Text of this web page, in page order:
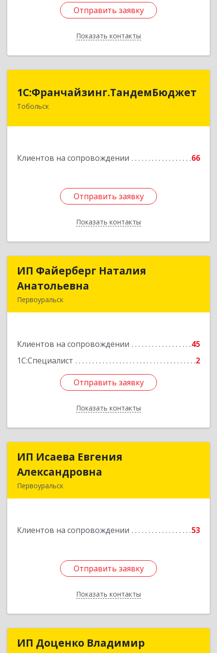
Отправить заявку
Показать контакты
Отправить заявку
Назад
1С:Франчайзинг.ТандемБюджет
Тобольск
Клиентов на сопровождении 66
Отправить заявку
Показать контакты
1С:Франчайзинг.ТандемБюджет
Отправить заявку
Назад
ИП Файерберг Наталия
Анатольевна
Первоуральск
Клиентов на сопровождении
45
1С:Специалист
2
Отправить заявку
Показать контакты
ИП Файерберг Наталия
Подробнее
Отправить заявку
Назад
ИП Исаева Евгения
Александровна
Первоуральск
Клиентов на сопровождении 53
Отправить заявку
Показать контакты
ИП Исаева Евгения
Отправить заявку
Назад
ИП Доценко Владимир
ИП Доценко Владимир